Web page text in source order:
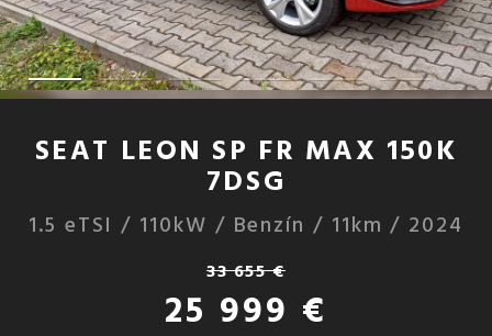
SEAT LEON SP FR MAX 150K
7DSG
1.5 eTSI / 110kW / Benzín / 11km / 2024
33 655 €
25 999 €